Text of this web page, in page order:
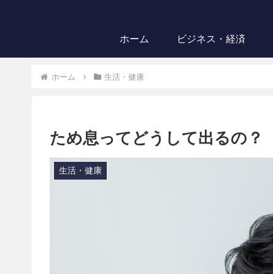
ホーム ビジネス・経済
ホーム 生活・健康
ため息ってどうして出るの？
生活・健康